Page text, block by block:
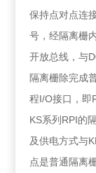
保持点对点连
号，经隔离栅
开放总线，与
隔离栅除完成
程I/O接口，即
KS系列RPI的
及供电方式与
点是普通隔离